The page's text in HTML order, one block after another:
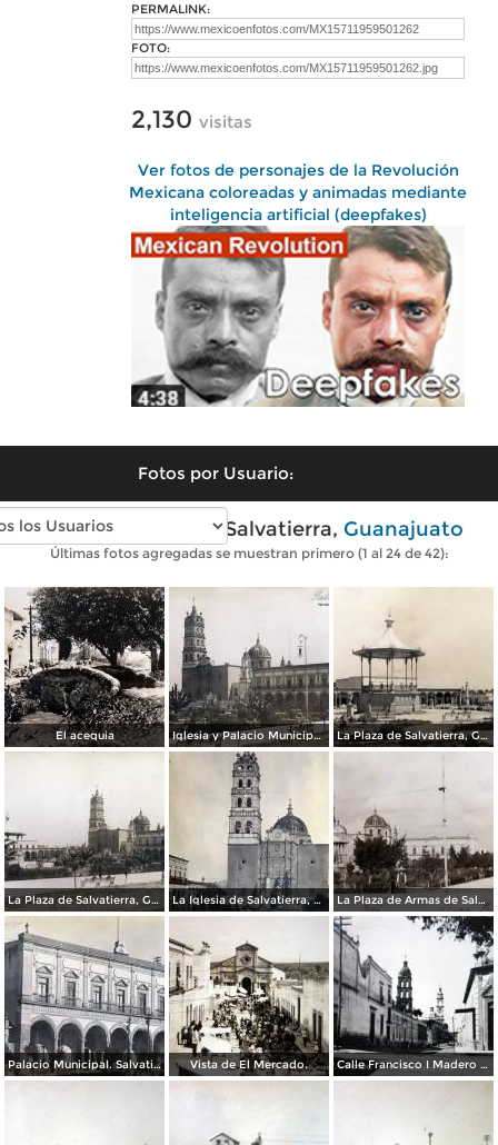
PERMALINK:
FOTO:
2,130 visitas
Ver fotos de personajes de la Revolución
Mexicana coloreadas y animadas mediante
inteligencia artificial (deepfakes)
Fotos por Usuario:
Fotos antiguas de Salvatierra, Guanajuato
Últimas fotos agregadas se muestran primero (1 al 24 de 42):
El acequia Iglesia y Palacio Municipal de Salvatierra, Guanajuato. La Plaza de Salvatierra, Guanajuato.
La Plaza de Salvatierra, Guanajuato. La Iglesia de Salvatierra, Guanajuato. La Plaza de Armas de Salvatierra, Guanajuato
Palacio Municipal. Salvatierra, Guanajuato. Vista de El Mercado. Calle Francisco I Madero ( Circulada el 6 de Febrero de 1945 ).